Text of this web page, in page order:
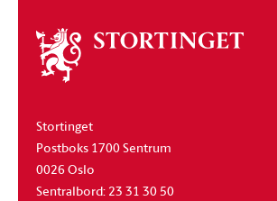
Om
stortinget
Stortinget
Postboks 1700 Sentrum
0026 Oslo
Sentralbord: 23 31 30 50